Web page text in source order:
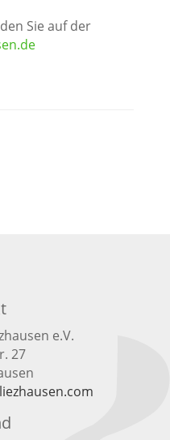
Sie auf der
e.V.
27